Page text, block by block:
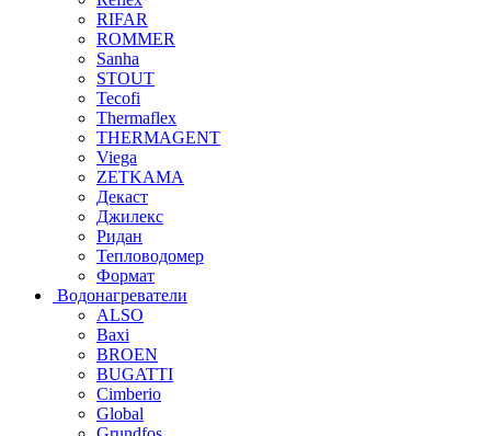
RIFAR
ROMMER
Sanha
STOUT
Tecofi
Thermaflex
THERMAGENT
Viega
ZETKAMA
Декаст
Джилекс
Ридан
Тепловодомер
Формат
Водонагреватели
ALSO
Baxi
BROEN
BUGATTI
Cimberio
Global